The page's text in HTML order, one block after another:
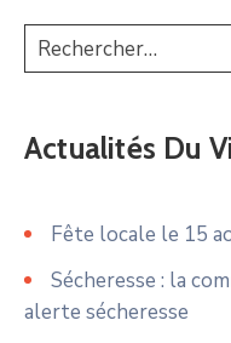
Actualités Du
Fête locale le 15
Sécheresse : la
alerte sécheresse